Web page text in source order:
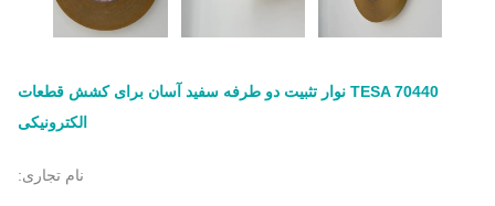
TESA 70440 نوار تثبیت دو طرفه سفید آسان برای کشش قطعات
الکترونیکی
نام تجاری: